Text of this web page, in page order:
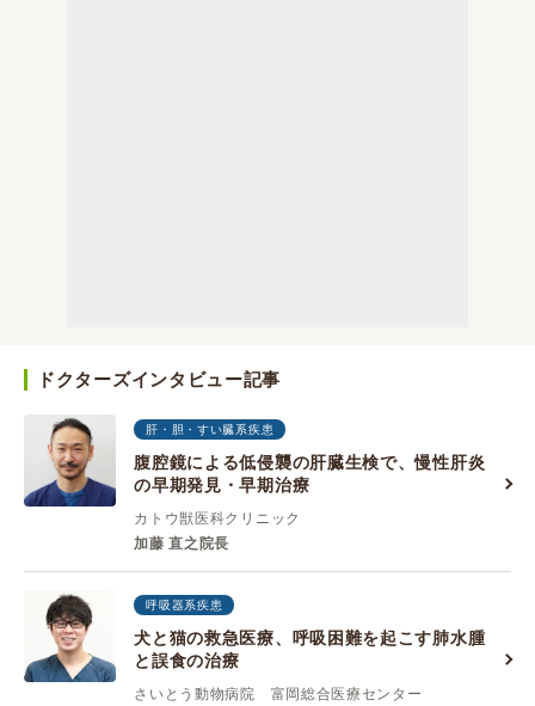
ドクターズインタビュー記事
肝・胆・すい臓系疾患
腹腔鏡による低侵襲の肝臓生検で、慢性肝炎
の早期発見・早期治療
カトウ獣医科クリニック
加藤 直之院長
呼吸器系疾患
犬と猫の救急医療、呼吸困難を起こす肺水腫
と誤食の治療
さいとう動物病院 富岡総合医療センター